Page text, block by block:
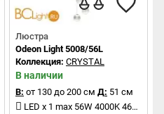
Люстра
Odeon Light 5008/56L
Коллекция: CRYSTAL
В наличии
В: от 130 до 200 см Д: 51 см
LED x 1 max 56W 4000K 4651Lm